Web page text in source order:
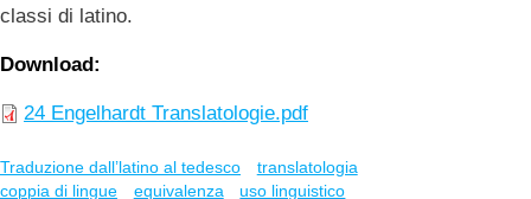
classi di latino.
Download
24 Engelhardt Translatologie.pdf
Traduzione dall’latino al tedesco
translatologia
coppia di lingue
equivalenza uso linguistico